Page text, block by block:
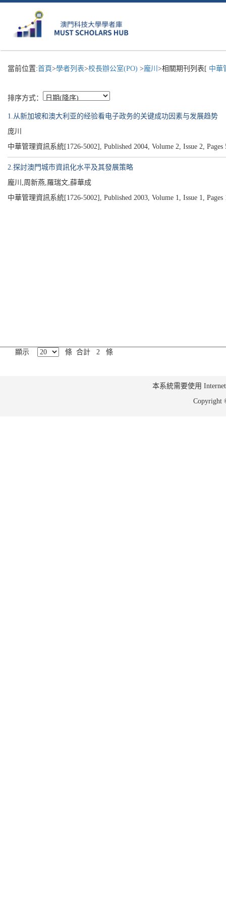
當前位置:首頁>學者列表>校長辦公室(PO) >龐川 >相關期刊列表[ 中華
排序方式：
1.从新加坡和澳大利亚的经验看电子政务的关键成功因素与发展趋势
庞川
中華管理資訊系統[1726-5002], Published 2004, Volume 2, Issue 2, Pages
2.探討澳門城市資訊化水平及其發展策略
龐川,周新燕,羅瑞文,薛華成
中華管理資訊系統[1726-5002], Published 2003, Volume 1, Issue 1, Pages
顯示 條 合計 2 條
本系統需要使用
Copyright